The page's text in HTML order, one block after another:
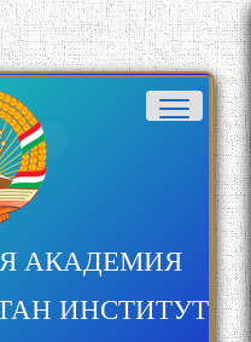
АКАДЕМИЯ
ИНСТИТУТ